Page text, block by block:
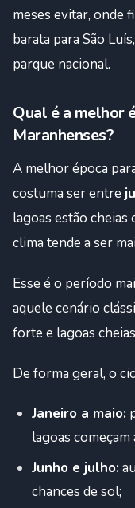
meses evitar, onde
barata para São
parque nacional.
Qual é a melhor
Maranhenses?
A melhor época
costuma ser entre
lagoas estão
clima tende a ser
Esse é o período
aquele cenário
forte e lagoas
De forma geral, o
Janeiro a maio:
lagoas começam
Junho e julho:
chances de sol;